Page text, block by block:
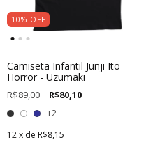
10% OFF
Camiseta Infantil Junji Ito
Horror - Uzumaki
R$89,00 R$80,10
+2
12x de R$8,15